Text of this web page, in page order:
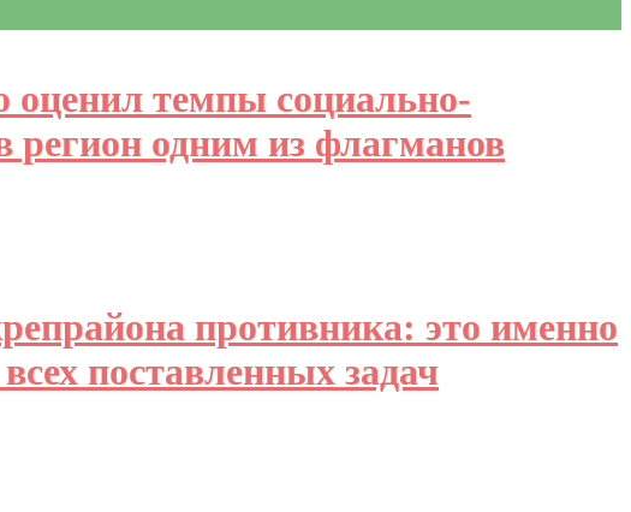
темпы социально-
регион одним из флагманов
противника: это именно
поставленных задач